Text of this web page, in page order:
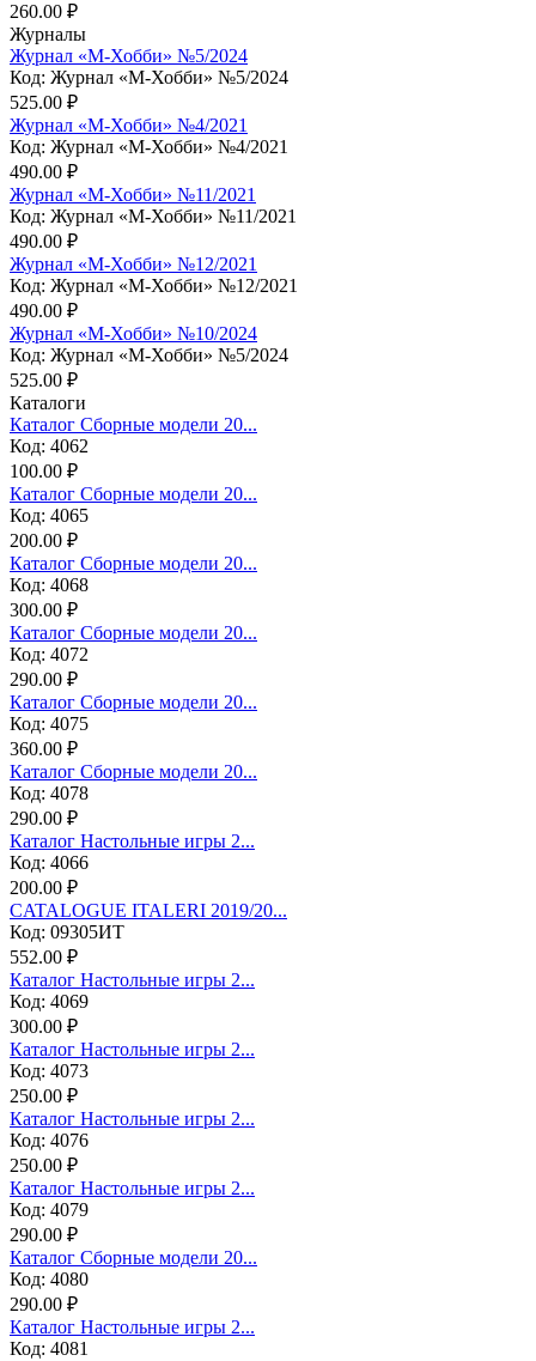
260.00 ₽
Журналы
Журнал «М-Хобби» №5/2024
Код: Журнал «М-Хобби» №5/2024
525.00 ₽
Журнал «М-Хобби» №4/2021
Код: Журнал «М-Хобби» №4/2021
490.00 ₽
Журнал «М-Хобби» №11/2021
Код: Журнал «М-Хобби» №11/2021
490.00 ₽
Журнал «М-Хобби» №12/2021
Код: Журнал «М-Хобби» №12/2021
490.00 ₽
Журнал «М-Хобби» №10/2024
Код: Журнал «М-Хобби» №5/2024
525.00 ₽
Каталоги
Каталог Сборные модели 20...
Код: 4062
100.00 ₽
Каталог Сборные модели 20...
Код: 4065
200.00 ₽
Каталог Сборные модели 20...
Код: 4068
300.00 ₽
Каталог Сборные модели 20...
Код: 4072
290.00 ₽
Каталог Сборные модели 20...
Код: 4075
360.00 ₽
Каталог Сборные модели 20...
Код: 4078
290.00 ₽
Каталог Настольные игры 2...
Код: 4066
200.00 ₽
CATALOGUE ITALERI 2019/20...
Код: 09305ИТ
552.00 ₽
Каталог Настольные игры 2...
Код: 4069
300.00 ₽
Каталог Настольные игры 2...
Код: 4073
250.00 ₽
Каталог Настольные игры 2...
Код: 4076
250.00 ₽
Каталог Настольные игры 2...
Код: 4079
290.00 ₽
Каталог Сборные модели 20...
Код: 4080
290.00 ₽
Каталог Настольные игры 2...
Код: 4081